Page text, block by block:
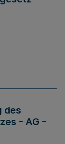
des
- AG -